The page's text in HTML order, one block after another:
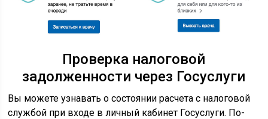
Проверка налоговой
задолженности через Госуслуги
Вы можете узнавать о состоянии расчета с налоговой
службой при входе в личный кабинет Госуслуги. По-